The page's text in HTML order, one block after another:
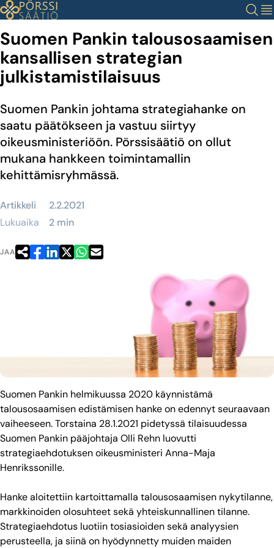
Siirry
sisältöön
Haku
Suomen Pankin talousosaamisen
kansallisen strategian
julkistamistilaisuus
Suomen Pankin johtama strategiahanke on
saatu päätökseen ja vastuu siirtyy
oikeusministeriöön. Pörssisäätiö on ollut
mukana hankkeen toimintamallin
kehittämisryhmässä.
Artikkeli
2.2.2021
Lukuaika
2 min
JAA
Suomen Pankin helmikuussa 2020 käynnistämä
talousosaamisen edistämisen hanke on edennyt seuraavaan
vaiheeseen.Torstaina 28.1.2021 pidetyssä tilaisuudessa
Suomen Pankin pääjohtaja Olli Rehn luovutti
strategiaehdotuksen oikeusministeri Anna-Maja
Henrikssonille.
Hanke aloitettiin kartoittamalla talousosaamisen nykytilanne,
markkinoiden olosuhteet sekä yhteiskunnallinen tilanne.
Strategiaehdotus luotiin tosiasioiden sekä analyysien
perusteella, ja siinä on hyödynnetty muiden maiden